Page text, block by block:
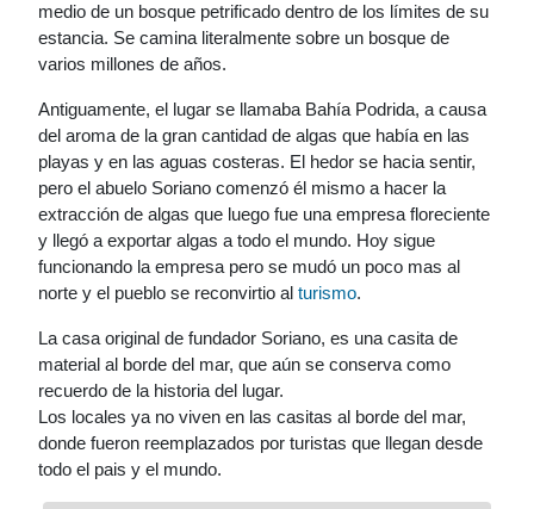
medio de un bosque petrificado dentro de los límites de su
estancia. Se camina literalmente sobre un bosque de
varios millones de años.
Antiguamente, el lugar se llamaba Bahía Podrida, a causa
del aroma de la gran cantidad de algas que había en las
playas y en las aguas costeras. El hedor se hacia sentir,
pero el abuelo Soriano comenzó él mismo a hacer la
extracción de algas que luego fue una empresa floreciente
y llegó a exportar algas a todo el mundo. Hoy sigue
funcionando la empresa pero se mudó un poco mas al
norte y el pueblo se reconvirtio al turismo.
La casa original de fundador Soriano, es una casita de
material al borde del mar, que aún se conserva como
recuerdo de la historia del lugar.
Los locales ya no viven en las casitas al borde del mar,
donde fueron reemplazados por turistas que llegan desde
todo el pais y el mundo.